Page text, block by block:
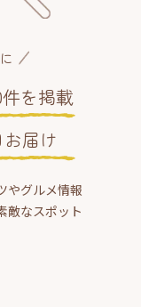
を掲載
届け
やグルメ情報
敵なスポット